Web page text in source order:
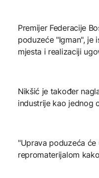
Premijer Federacije
poduzeće "Igman", je
mjesta i realizaciji
Nikšić je također
industrije kao jednog
"Uprava poduzeća
repromaterijalom